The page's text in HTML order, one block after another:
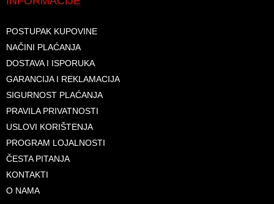
POSTUPAK KUPOVINE
NAČINI PLAĆANJA
DOSTAVA I ISPORUKA
GARANCIJA I REKLAMACIJA
SIGURNOST PLAĆANJA
PRAVILA PRIVATNOSTI
USLOVI KORIŠTENJA
PROGRAM LOJALNOSTI
ČESTA PITANJA
KONTAKTI
O NAMA